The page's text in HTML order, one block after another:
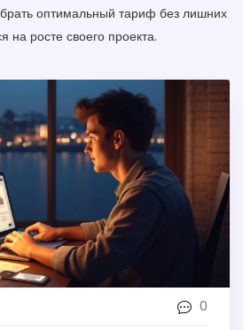
оптимальный тариф без лишних
на росте своего проекта.
0